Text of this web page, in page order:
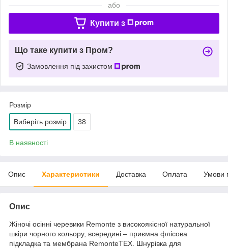
або
Купити з
Що таке купити з Пром?
Замовлення під захистом
Розмір
Виберіть розмір 38
В наявності
Опис Характеристики Доставка Оплата Умови
Опис
Жіночі осінні черевики Remonte з високоякісної натуральної
шкіри чорного кольору, всередині – приємна флісова
підкладка та мембрана RemonteTEX. Шнурівка для